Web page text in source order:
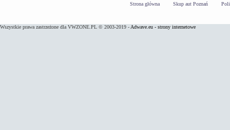
Strona główna Skup aut Poznań
Wszystkie prawa zastrzeżone dla VWZONE.PL © 2003-2019 - Adwave.eu - strony internetowe